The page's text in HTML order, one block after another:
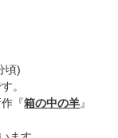
頃)
。
『箱の中の羊』